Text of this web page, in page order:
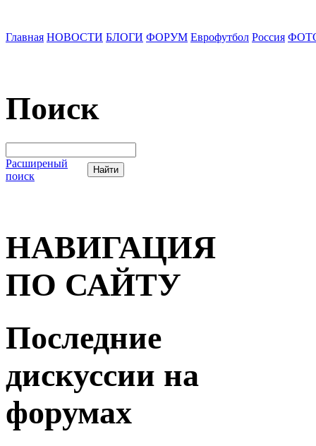
Главная НОВОСТИ БЛОГИ ФОРУМ Еврофутбол Россия
Поиск
Расширеный
поиск
НАВИГАЦИЯ
ПО САЙТУ
Последние
дискуссии на
форумах